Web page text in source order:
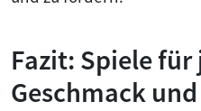
Fazit: Spiele für
Geschmack